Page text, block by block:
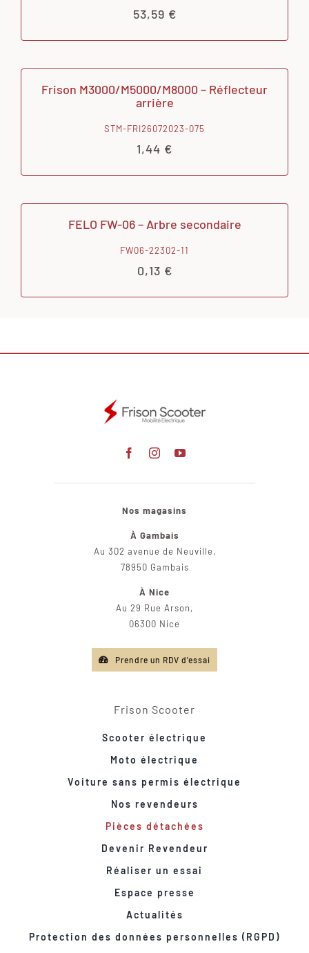
53,59 €
Frison M3000/M5000/M8000 – Réflecteur
arrière
STM-FRI26072023-075
1,44 €
FELO FW-06 – Arbre secondaire
FW06-22302-11
0,13 €
Nos magasins
À Gambais
Au 302 avenue de Neuville,
78950 Gambais
À Nice
Au 29 Rue Arson,
06300 Nice
Prendre un RDV d'essai
Frison Scooter
Scooter électrique
Moto électrique
Voiture sans permis électrique
Nos revendeurs
Pièces détachées
Devenir Revendeur
Réaliser un essai
Espace presse
Actualités
Protection des données personnelles (RGPD)